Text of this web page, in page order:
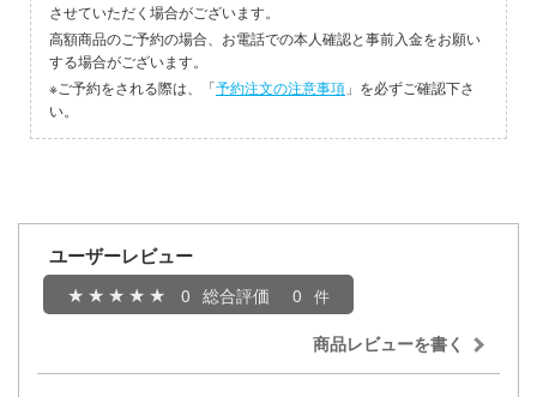
させていただく場合がございます。
高額商品のご予約の場合、お電話での本人確認と事前入金をお願い
する場合がございます。
※ご予約をされる際は、「予約注文の注意事項 」を必ずご確認下さ
い。
ユーザーレビュー
0 総合評価
0
商品レビューを書く
ンレディ
バンドクライ
モスピーダ
ナデシコ
式アカウント
式アカウント